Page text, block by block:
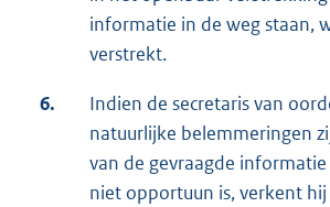
informatie in de weg staan,
verstrekt.
6.
Indien de secretaris van
natuurlijke belemmeringen
van de gevraagde
niet opportuun is, verkent